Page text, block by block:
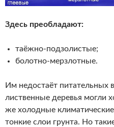
Здесь преобладают:
таёжно-подзолистые;
болотно-мерзлотные.
Им недостаёт питательных
лиственные деревья могли
же холодные
тонкие слои грунта. Но